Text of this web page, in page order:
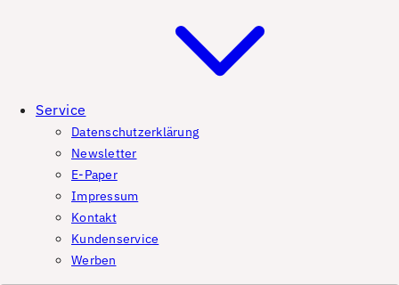
Service
Datenschutzerklärung
Newsletter
E-Paper
Impressum
Kontakt
Kundenservice
Werben